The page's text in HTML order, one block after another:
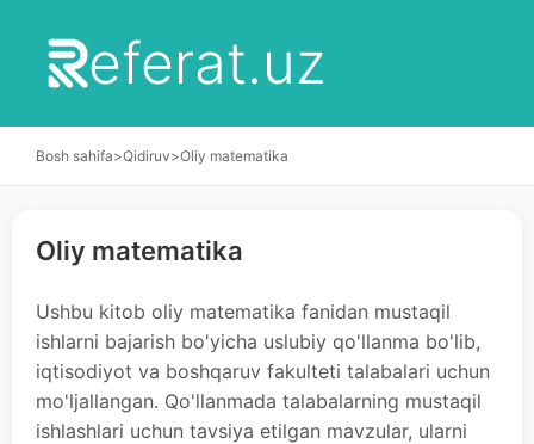
eferat.uz
Bosh sahifa>Qidiruv>Oliy matematika
Oliy matematika
Ushbu kitob oliy matematika fanidan mustaqil
ishlarni bajarish bo'yicha uslubiy qo'llanma bo'lib,
iqtisodiyot va boshqaruv fakulteti talabalari uchun
mo'ljallangan. Qo'llanmada talabalarning mustaqil
ishlashlari uchun tavsiya etilgan mavzular, ularni